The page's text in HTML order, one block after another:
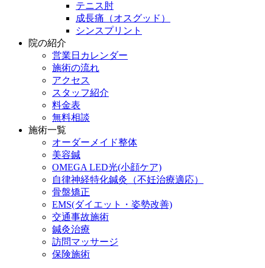
テニス肘
成長痛（オスグッド）
シンスプリント
院の紹介
営業日カレンダー
施術の流れ
アクセス
スタッフ紹介
料金表
無料相談
施術一覧
オーダーメイド整体
美容鍼
OMEGA LED光(小顔ケア)
自律神経特化鍼灸（不妊治療適応）
骨盤矯正
EMS(ダイエット・姿勢改善)
交通事故施術
鍼灸治療
訪問マッサージ
保険施術